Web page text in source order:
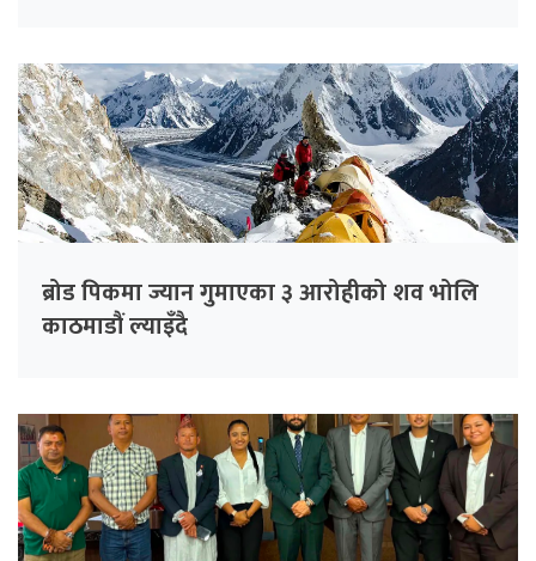
ब्रोड पिकमा ज्यान गुमाएका ३ आरोहीको शव भोलि
काठमाडौं ल्याइँदै